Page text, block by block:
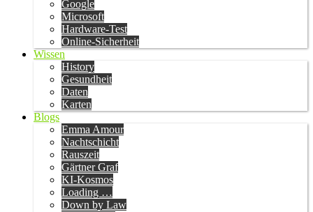
Google
Microsoft
Hardware-Test
Online-Sicherheit
Wissen
History
Gesundheit
Daten
Karten
Blogs
Emma Amour
Nachtschicht
Rauszeit
Gärtner Graf
KI-Kosmos
Loading …
Down by Law